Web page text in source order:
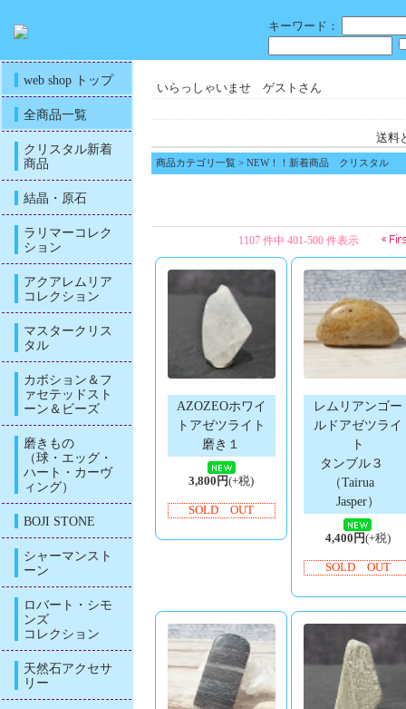
キーワード：
web shop トップ
全商品一覧
クリスタル新着
商品
結晶・原石
ラリマーコレク
ション
アクアレムリア
コレクション
マスタークリス
タル
カボション＆フ
ァセテッドスト
ーン＆ビーズ
磨きもの
（球・エッグ・
ハート・カーヴ
ィング）
BOJI STONE
シャーマンスト
ーン
ロバート・シモ
ンズ
コレクション
天然石アクセサ
リー
いらっしゃいませ ゲストさん
送料
商品カテゴリ一覧 > NEW！！新着商品 クリスタル
1107 件中 401-500 件表示
AZOZEOホワイ
トアゼツライト
磨き１
3,800円(+税)
SOLD OUT
レムリアンゴー
ルドアゼツライ
ト
タンブル３
（Tairua
Jasper）
4,400円(+税)
SOLD OUT